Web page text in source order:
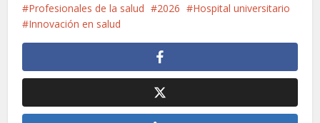
Profesionales de la salud
2026
Hospital universitario
Innovación en salud